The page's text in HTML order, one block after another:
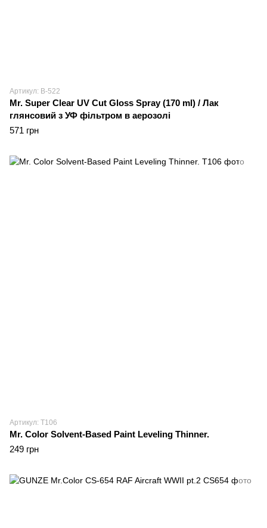
Артикул: B-522
Mr. Super Clear UV Cut Gloss Spray (170 ml) / Лак
глянсовий з УФ фільтром в аерозолі
571 грн
Артикул: T106
Mr. Color Solvent-Based Paint Leveling Thinner.
249 грн